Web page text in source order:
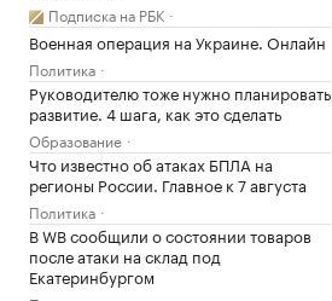
Подписка на РБК
Военная операция на Украине. Онлайн
Политика
Руководителю тоже нужно планировать
развитие. 4 шага, как это сделать
Образование
Что известно об атаках БПЛА на
регионы России. Главное к 7 августа
Политика
В WB сообщили о состоянии товаров
после атаки на склад под
Екатеринбургом